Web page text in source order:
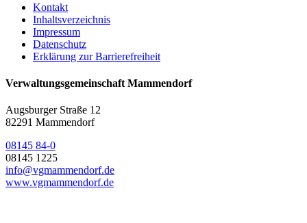
Kontakt
Inhaltsverzeichnis
Impressum
Datenschutz
Erklärung zur Barrierefreiheit
Verwaltungsgemeinschaft Mammendorf
Augsburger Straße 12
82291 Mammendorf
08145 84-0
08145 1225
info@vgmammendorf.de
www.vgmammendorf.de